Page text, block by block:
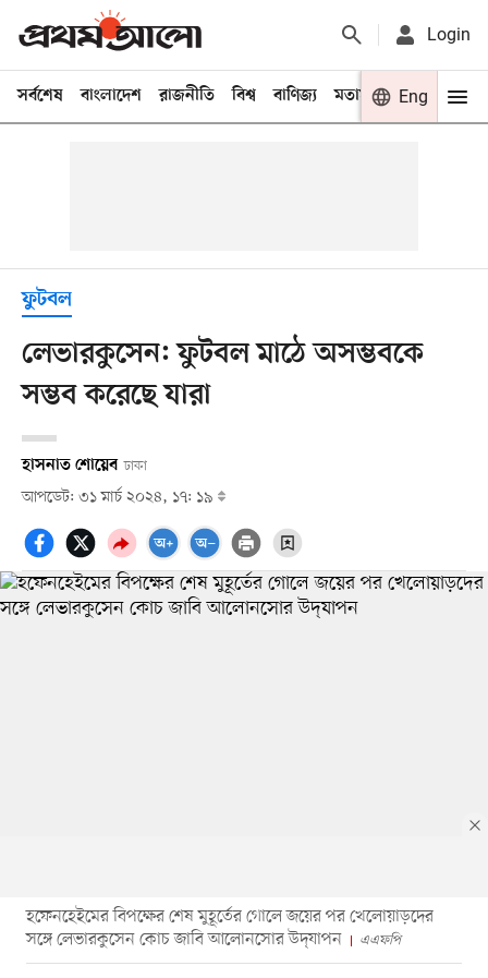
Login
সর্বশেষ বাংলাদেশ রাজনীতি বিশ্ব বাণিজ্য মতামত খেলা
Eng
ফুটবল
লেভারকুসেন: ফুটবল মাঠে অসম্ভবকে
সম্ভব করেছে যারা
হাসনাত শোয়েব ঢাকা
আপডেট: ৩১ মার্চ ২০২৪, ১৭: ১৯
হফেনহেইমের বিপক্ষের শেষ মুহূর্তের গোলে জয়ের পর খেলোয়াড়দের
সঙ্গে লেভারকুসেন কোচ জাবি আলোনসোর উদ্‌যাপন
এএফপি